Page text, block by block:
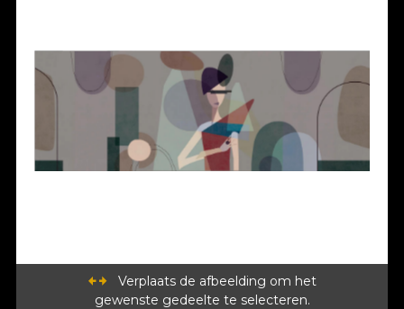
Verplaats de afbeelding om het
gewenste gedeelte te selecteren.